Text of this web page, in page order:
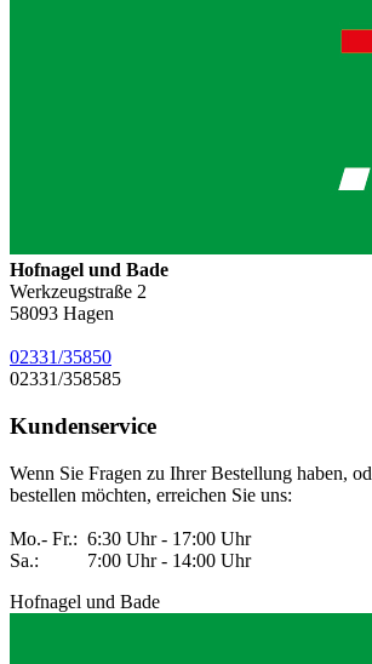
Hofnagel und Bade
Werkzeugstraße 2
58093 Hagen
02331/35850
02331/358585
Kundenservice
Wenn Sie Fragen zu Ihrer Bestellung haben,
bestellen möchten, erreichen Sie uns:
Mo.- Fr.: 6:30 Uhr - 17:00 Uhr
Sa.: 7:00 Uhr - 14:00 Uhr
Hofnagel und Bade